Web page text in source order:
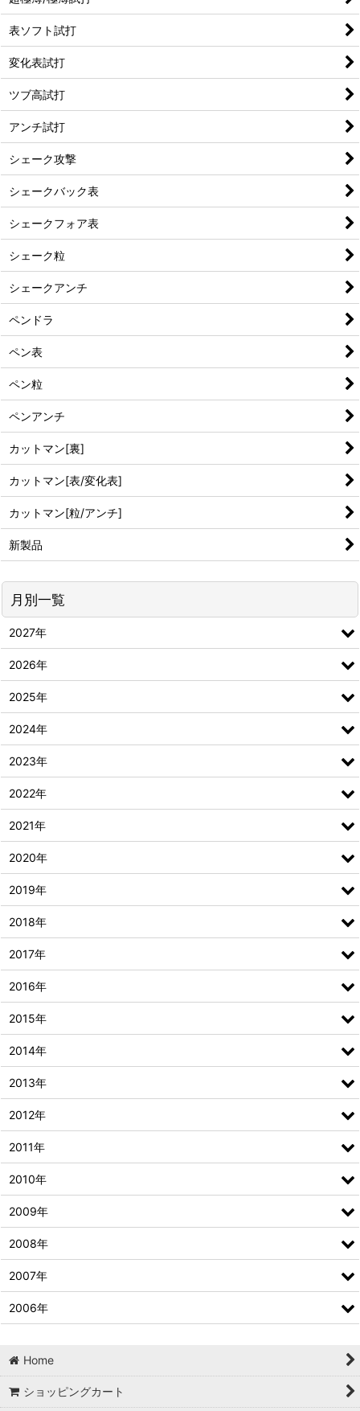
表ソフト試打
変化表試打
ツブ高試打
アンチ試打
シェーク攻撃
シェークバック表
シェークフォア表
シェーク粒
シェークアンチ
ペンドラ
ペン表
ペン粒
ペンアンチ
カットマン[裏]
カットマン[表/変化表]
カットマン[粒/アンチ]
新製品
月別一覧
2027年
2026年
2025年
2024年
2023年
2022年
2021年
2020年
2019年
2018年
2017年
2016年
2015年
2014年
2013年
2012年
2011年
2010年
2009年
2008年
2007年
2006年
Home
ショッピングカート